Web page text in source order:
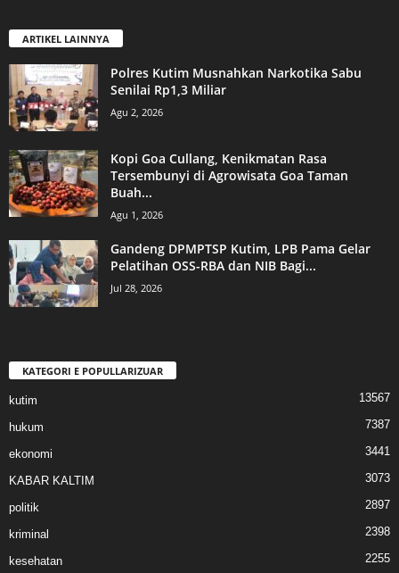
ARTIKEL LAINNYA
Polres Kutim Musnahkan Narkotika Sabu
Senilai Rp1,3 Miliar
Agu 2, 2026
Kopi Goa Cullang, Kenikmatan Rasa
Tersembunyi di Agrowisata Goa Taman
Buah...
Agu 1, 2026
Gandeng DPMPTSP Kutim, LPB Pama Gelar
Pelatihan OSS-RBA dan NIB Bagi...
Jul 28, 2026
KATEGORI E POPULLARIZUAR
kutim 13567
hukum 7387
ekonomi 3441
KABAR KALTIM 3073
politik 2897
kriminal 2398
kesehatan 2255